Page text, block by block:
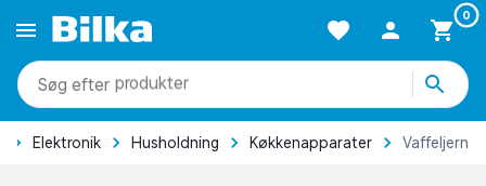
0
produkter
Forside Elektronik Husholdning Køkkenapparater